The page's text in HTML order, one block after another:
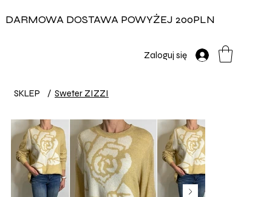
DARMOWA DOSTAWA POWYŻEJ 200PLN
Zaloguj się
SKLEP / Sweter ZIZZI